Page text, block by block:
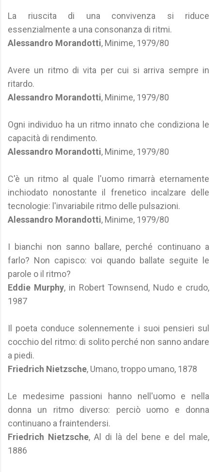
La riuscita di una convivenza si riduce
essenzialmente a una consonanza di ritmi.
Alessandro Morandotti, Minime, 1979/80
Avere un ritmo di vita per cui si arriva sempre in
ritardo.
Alessandro Morandotti, Minime, 1979/80
Ogni individuo ha un ritmo innato che condiziona le
capacità di rendimento.
Alessandro Morandotti, Minime, 1979/80
C'è un ritmo al quale l'uomo rimarrà eternamente
inchiodato nonostante il frenetico incalzare delle
tecnologie: l'invariabile ritmo delle pulsazioni.
Alessandro Morandotti, Minime, 1979/80
I bianchi non sanno ballare, perché continuano a
farlo? Non capisco: voi quando ballate seguite le
parole o il ritmo?
Eddie Murphy, in Robert Townsend, Nudo e crudo,
1987
Il poeta conduce solennemente i suoi pensieri sul
cocchio del ritmo: di solito perché non sanno andare
a piedi.
Friedrich Nietzsche, Umano, troppo umano, 1878
Le medesime passioni hanno nell'uomo e nella
donna un ritmo diverso: perciò uomo e donna
continuano a fraintendersi.
Friedrich Nietzsche, Al di là del bene e del male,
1886